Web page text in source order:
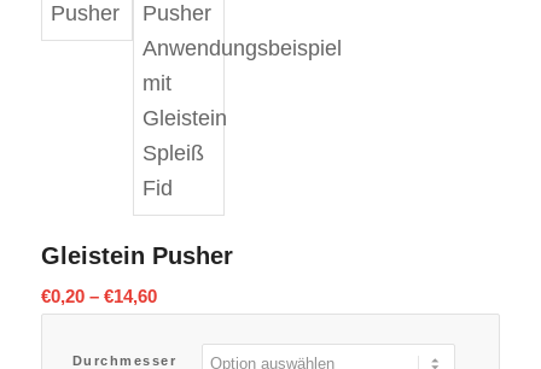
Gleistein Pusher
€0,20– €14,60
Durchmesser